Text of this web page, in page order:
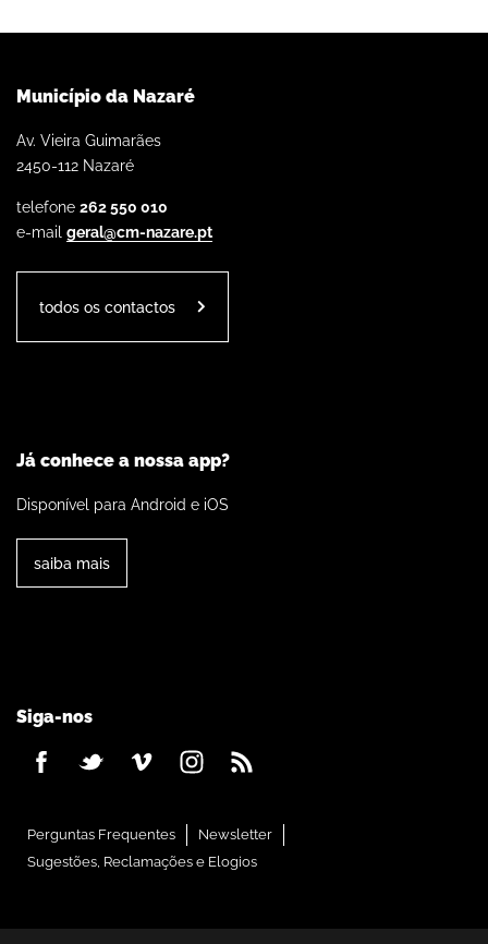
Município da Nazaré
Av. Vieira Guimarães
2450-112 Nazaré
telefone 262 550 010
e-mail geral@cm-nazare.pt
todos os contactos
Já conhece a nossa app?
Disponível para Android e iOS
saiba mais
Siga-nos
Perguntas Frequentes
Newsletter
Sugestões, Reclamações e Elogios